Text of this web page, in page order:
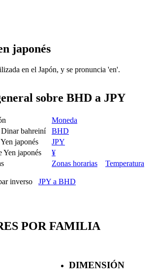
japonés
en el Japón, y se pronuncia 'en'.
sobre BHD a JPY
Moneda
bahreiní
BHD
japonés
JPY
Yen japonés
¥
Zonas horarias Temperatura
inverso JPY a BHD
POR FAMILIA
DIMENSIÓN